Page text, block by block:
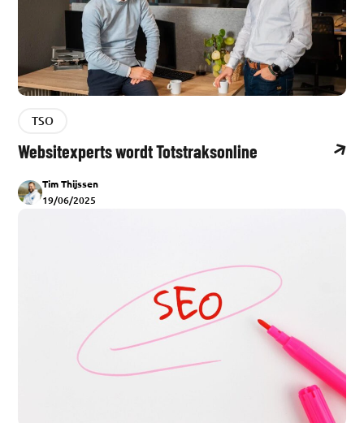
TSO
Websitexperts wordt Totstraksonline
Tim Thijssen
19/06/2025